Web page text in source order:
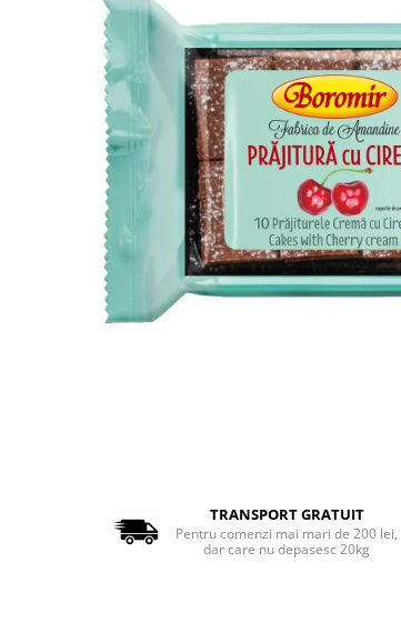
Cozonac Casa Boromir
Cozonac Pricomigdala
Cozonac Magnum
Cozonac Vegan (de post)
Cozonac Collection
Cozonac Cadou
Cozonac cu Unt
Cozonac Royal
Cozonac Mos Craciun
Cozonac Duofino
Cozonac Imperial
Fursecuri cu unt
TRANSPORT GRATUIT
Pentru comenzi mai mari de 200 lei,
dar care nu depasesc 20kg